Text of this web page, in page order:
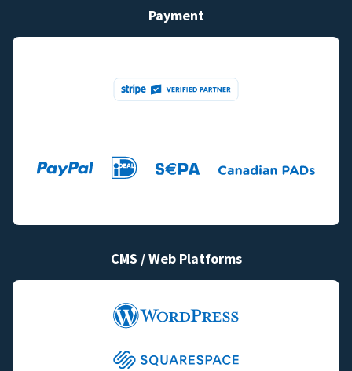
Payment
CMS / Web Platforms